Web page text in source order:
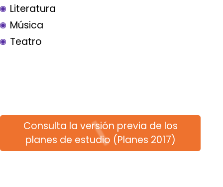
Literatura
Música
Teatro
Consulta la versión previa de los
planes de estudio (Planes 2017)